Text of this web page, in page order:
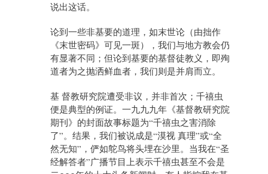
说出这话。
论到一些非基要的道理，如末世论（由拙作
《末世密码》可见一斑），我们与地方教会仍
有显著不同；但论到基要的基督徒教义，即殉
道者为之抛洒鲜血者，我们则是并肩而立。
基 督教研究院遭受非议，并非首次；千禧虫
便是典型的例证。一九九九年《基督教研究院
期刊》的封面故事标题为“千禧虫之害消除
了”。结果，我们被说成是“漠视 真理”或“全
然无知”，俨如鸵鸟将头埋在沙里。当我在“圣
经解答者”广播节目上表示千禧虫甚至不会是